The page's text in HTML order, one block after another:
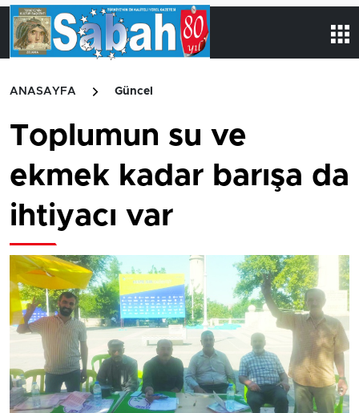
ANASAYFA Güncel
Toplumun su ve
ekmek kadar barışa da
ihtiyacı var